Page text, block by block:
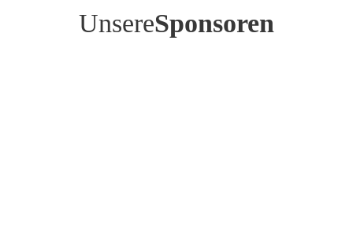
UnsereSponsoren